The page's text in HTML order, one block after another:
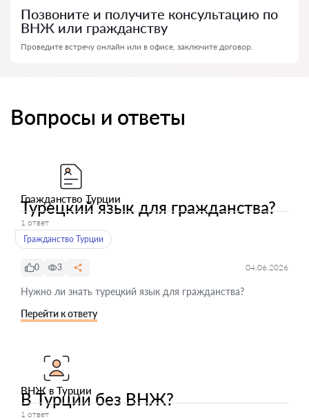
Позвоните и получите консультацию по
ВНЖ или гражданству
Проведите встречу онлайн или в офисе, заключите договор.
Вопросы и ответы
Гражданство Турции
Турецкий язык для гражданства?
1 ответ
Гражданство Турции
0 3 04.06.2026
Нужно ли знать турецкий язык для гражданства?
Перейти к ответу
ВНЖ в Турции
В Турции без ВНЖ?
1 ответ